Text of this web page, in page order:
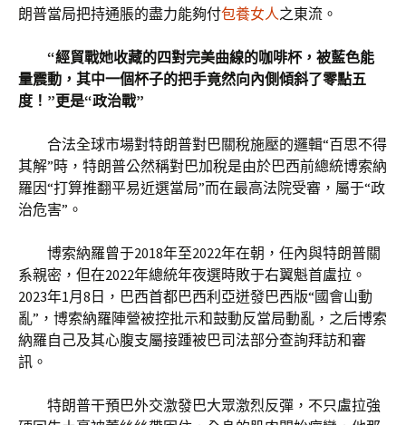
朗普當局把持通脹的盡力能夠付包養女人之東流。
“經貿戰她收藏的四對完美曲線的咖啡杯，被藍色能
量震動，其中一個杯子的把手竟然向內側傾斜了零點五
度！”更是“政治戰”
合法全球市場對特朗普對巴關稅施壓的邏輯“百思不得
其解”時，特朗普公然稱對巴加稅是由於巴西前總統博索納
羅因“打算推翻平易近選當局”而在最高法院受審，屬于“政
治危害”。
博索納羅曾于2018年至2022年在朝，任內與特朗普關
系親密，但在2022年總統年夜選時敗于右翼魁首盧拉。
2023年1月8日，巴西首都巴西利亞迸發巴西版“國會山動
亂”，博索納羅陣營被控批示和鼓動反當局動亂，之后博索
納羅自己及其心腹支屬接踵被巴司法部分查詢拜訪和審
訊。
特朗普干預巴外交激發巴大眾激烈反彈，不只盧拉強